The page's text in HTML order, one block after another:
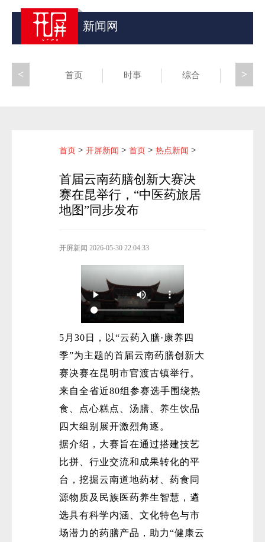
新闻网
首页 时事 综合 昆滇
>
<
首页 > 开屏新闻 > 首页 > 热点新闻 >
首届云南药膳创新大赛决
赛在昆举行，“中医药旅居
地图”同步发布
开屏新闻 2026-05-30 22:04:33
5月30日，以“云药入膳·康养四
季”为主题的首届云南药膳创新大
赛决赛在昆明市官渡古镇举行。
来自全省近80组参赛选手围绕热
食、点心糕点、汤膳、养生饮品
四大组别展开激烈角逐。
据介绍，大赛旨在通过搭建技艺
比拼、行业交流和成果转化的平
台，挖掘云南道地药材、药食同
源物质及民族医药养生智慧，遴
选具有科学内涵、文化特色与市
场潜力的药膳产品，助力“健康云